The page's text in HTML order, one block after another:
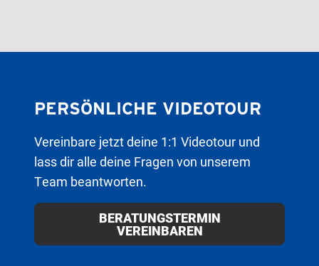
PERSÖNLICHE VIDEOTOUR
Vereinbare jetzt deine 1:1 Videotour und
lass dir alle deine Fragen von unserem
Team beantworten.
BERATUNGSTERMIN
VEREINBAREN